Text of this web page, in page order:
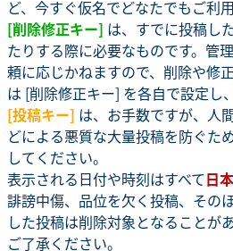
ど、今すぐ仮名でどなたでもご利
[削除修正キー] は、すでに投稿し
たりする際に必要なものです。管
頼に応じかねますので、削除や修
は [削除修正キー] を各自で設定し
[投稿キー] は、お手数ですが、人
どによる悪質な大量投稿を防ぐた
してください。
表示される日付や時刻はすべて日
誹謗中傷、品位を欠く投稿、その
した投稿は削除対象となることが
ご了承ください。